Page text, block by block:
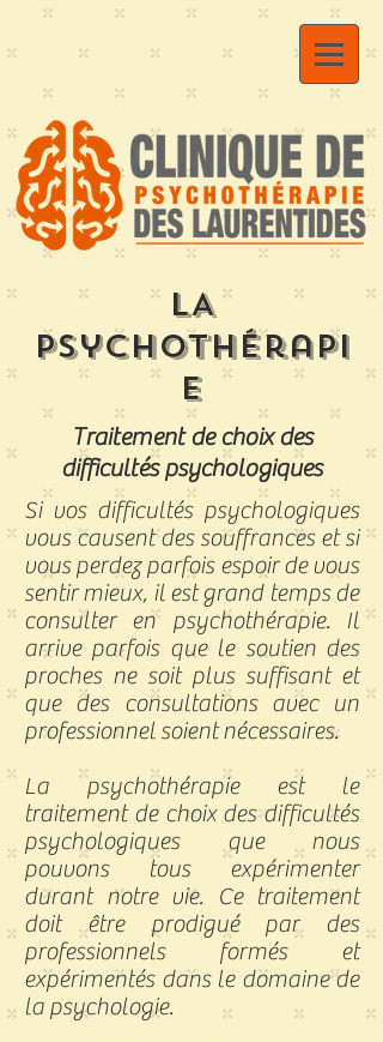
LA
Psychothérapi
e
Traitement de choix des
difficultés psychologiques
Si vos difficultés psychologiques
vous causent des souffrances et si
vous perdez parfois espoir de vous
sentir mieux, il est grand temps de
consulter en psychothérapie. Il
arrive parfois que le soutien des
proches ne soit plus suffisant et
que des consultations avec un
professionnel soient nécessaires.
La psychothérapie est le
traitement de choix des difficultés
psychologiques que nous
pouvons tous expérimenter
durant notre vie. Ce traitement
doit être prodigué par des
professionnels formés et
expérimentés dans le domaine de
la psychologie.